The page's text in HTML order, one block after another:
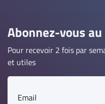
Abonnez-vous
Pour recevoir 2 fois par
et utiles
Email